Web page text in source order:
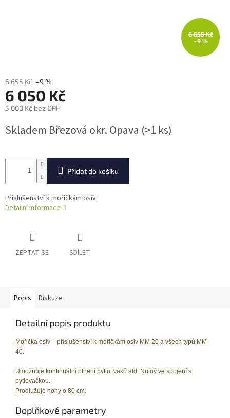
6 655 Kč
–9 %
6 655 Kč –9 %
6 050 Kč
5 000 Kč bez DPH
cena:
Skladem Březová okr. Opava (>1 ks)
Přidat do košíku
Příslušenství k mořičkám osiv.
Detailní informace
ZEPTAT SE SDÍLET
Popis Diskuze
Detailní popis produktu
Mořička osiv - příslušenství k mořičkám osiv MM 20 a všech typů MM
40.
Umožňuje kontinuální plnění pytlů, vaků atd. Nutný ve spojení s
pytlovačkou.
Prodlužuje nohy o 80 cm.
Doplňkové parametry